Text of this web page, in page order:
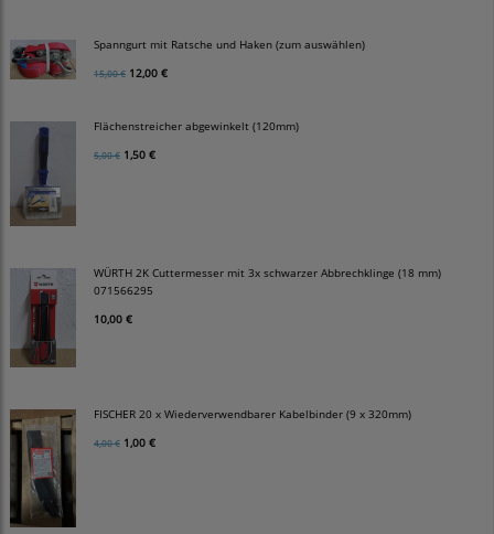
Spanngurt mit Ratsche und Haken (zum auswählen)
15,00 € 12,00 €
Flächenstreicher abgewinkelt (120mm)
5,00 € 1,50 €
WÜRTH 2K Cuttermesser mit 3x schwarzer Abbrechklinge (18 mm)
071566295
10,00 €
FISCHER 20 x Wiederverwendbarer Kabelbinder (9 x 320mm)
4,00 € 1,00 €